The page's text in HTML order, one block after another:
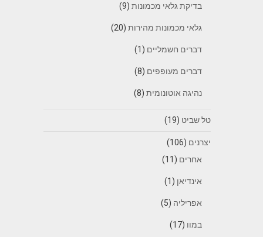
בדיקת גלאי מכמונות(9)
גלאי מכמונות מהירות(20)
דברים חשמליים (1)
דברים מעופפים (8)
נהיגה אוטונומית(8)
טל שביט (19)
יצרנים (106)
אחרים (11)
אינדיאן (1)
אפריליה (5)
במוו (17)